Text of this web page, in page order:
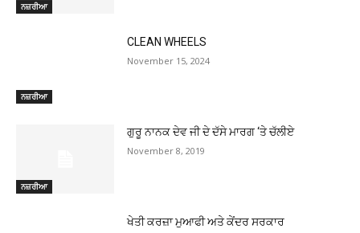
ਨਜ਼ਰੀਆ
ਨਜ਼ਰੀਆ
CLEAN WHEELS
November 15, 2024
ਨਜ਼ਰੀਆ
ਗੁਰੂ ਨਾਨਕ ਦੇਵ ਜੀ ਦੇ ਦੱਸੇ ਮਾਰਗ ‘ਤੇ ਚੱਲੀਏ
November 8, 2019
ਖੇਤੀ ਕਰਜ਼ਾ ਮੁਆਫੀ ਅਤੇ ਕੇਂਦਰ ਸਰਕਾਰ